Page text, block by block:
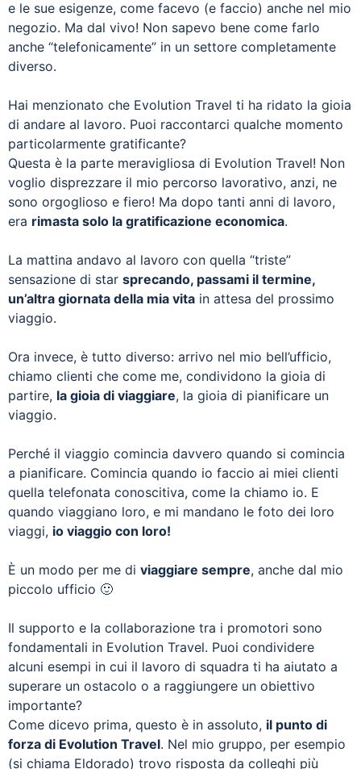
e le sue esigenze, come facevo (e faccio) anche nel mio
negozio. Ma dal vivo! Non sapevo bene come farlo
anche “telefonicamente” in un settore completamente
diverso.
Hai menzionato che Evolution Travel ti ha ridato la gioia
di andare al lavoro. Puoi raccontarci qualche momento
particolarmente gratificante?
Questa è la parte meravigliosa di Evolution Travel! Non
voglio disprezzare il mio percorso lavorativo, anzi, ne
sono orgoglioso e fiero! Ma dopo tanti anni di lavoro,
era rimasta solo la gratificazione economica.
La mattina andavo al lavoro con quella “triste”
sensazione di star sprecando, passami il termine,
un’altra giornata della mia vita in attesa del prossimo
viaggio.
Ora invece, è tutto diverso: arrivo nel mio bell’ufficio,
chiamo clienti che come me, condividono la gioia di
partire, la gioia di viaggiare, la gioia di pianificare un
viaggio.
Perché il viaggio comincia davvero quando si comincia
a pianificare. Comincia quando io faccio ai miei clienti
quella telefonata conoscitiva, come la chiamo io. E
quando viaggiano loro, e mi mandano le foto dei loro
viaggi, io viaggio con loro!
È un modo per me di viaggiare sempre, anche dal mio
piccolo ufficio 🙂
Il supporto e la collaborazione tra i promotori sono
fondamentali in Evolution Travel. Puoi condividere
alcuni esempi in cui il lavoro di squadra ti ha aiutato a
superare un ostacolo o a raggiungere un obiettivo
importante?
Come dicevo prima, questo è in assoluto, il punto di
forza di Evolution Travel. Nel mio gruppo, per esempio
(si chiama Eldorado) trovo risposta da colleghi più